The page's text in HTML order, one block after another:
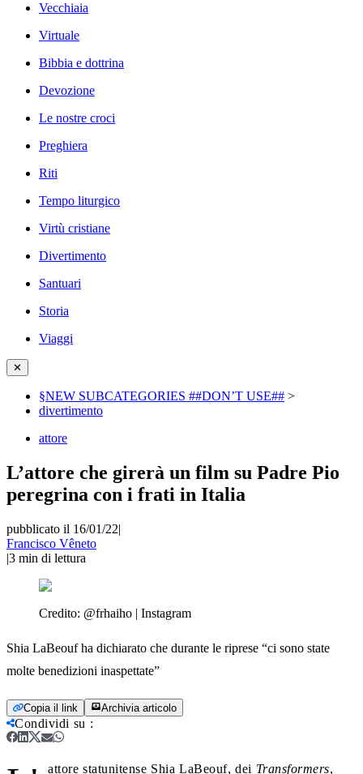
Vecchiaia
Virtuale
Bibbia e dottrina
Devozione
Le nostre croci
Preghiera
Riti
Tempo liturgico
Virtù cristiane
Divertimento
Santuari
Storia
Viaggi
✕
§NEW SUBCATEGORIES ##DON’T USE## >
divertimento
attore
L’attore che girerà un film su Padre Pio
peregrina con i frati in Italia
pubblicato il 16/01/22|
Francisco Vêneto
|3 min di lettura
Credito: @frhaiho | Instagram
Shia LaBeouf ha dichiarato che durante le riprese “ci sono state
molte benedizioni inaspettate”
Copia il link Archivia articolo
Condividi su :
attore statunitense Shia LaBeouf, dei Transformers,